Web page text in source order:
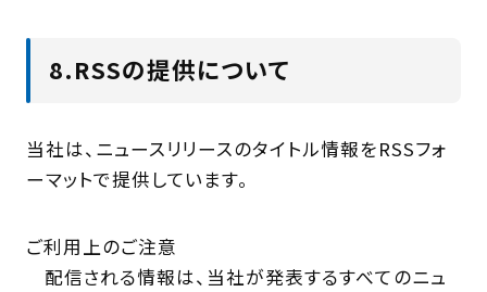
8.RSSの提供について
当社は、ニュースリリースのタイトル情報をRSSフォ
ーマットで提供しています。
ご利用上のご注意
配信される情報は、当社が発表するすべてのニュ